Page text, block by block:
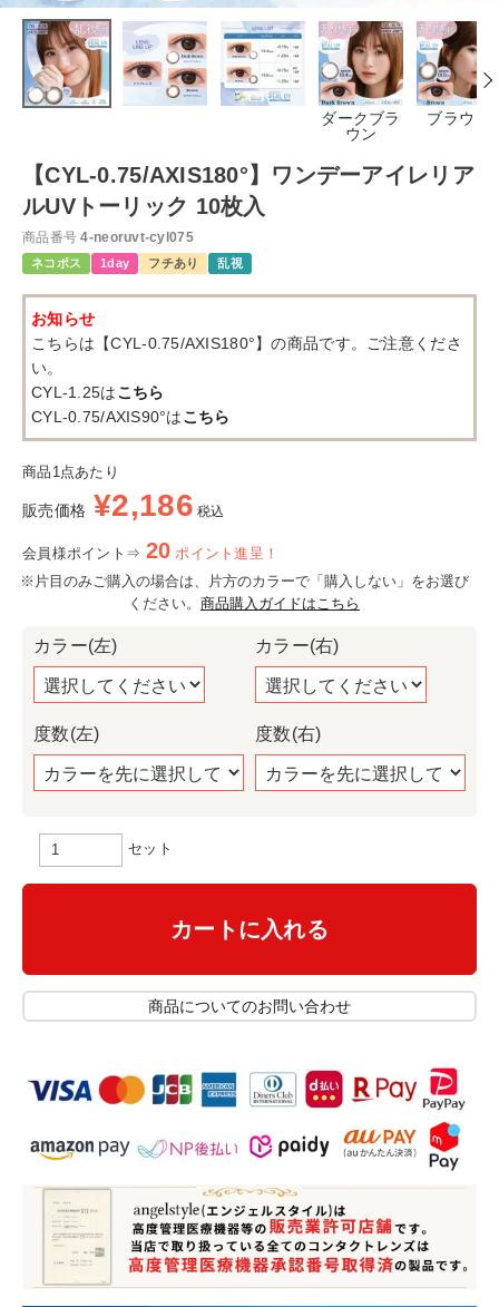
ダークブラ
ウン
ブラウン
【CYL-0.75/AXIS180°】ワンデーアイレリア
ルUVトーリック 10枚入
商品番号 4-neoruvt-cyl075
ネコポス 1day フチあり 乱視
お知らせ
こちらは【CYL-0.75/AXIS180°】の商品です。ご注意くださ
い。
CYL-1.25はこちら
CYL-0.75/AXIS90°はこちら
商品1点あたり
販売価格 ¥2,186 税込
会員様ポイント⇒ 20 ポイント進呈！
※片目のみご購入の場合は、片方のカラーで「購入しない」をお選び
ください。 商品購入ガイドはこちら
カラー(左)
度数(左)
カラー(右)
度数(右)
セット
カートに入れる
商品についてのお問い合わせ